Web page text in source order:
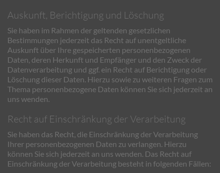
Auskunft, Berichtigung und Löschung
Sie haben im Rahmen der geltenden gesetzlichen
Bestimmungen jederzeit das Recht auf unentgeltliche
Auskunft über Ihre gespeicherten personenbezogenen
Daten, deren Herkunft und Empfänger und den Zweck der
Datenverarbeitung und ggf. ein Recht auf Berichtigung oder
Löschung dieser Daten. Hierzu sowie zu weiteren Fragen zum
Thema personenbezogene Daten können Sie sich jederzeit an
uns wenden.
Recht auf Einschränkung der Verarbeitung
Sie haben das Recht, die Einschränkung der Verarbeitung
Ihrer personenbezogenen Daten zu verlangen. Hierzu
können Sie sich jederzeit an uns wenden. Das Recht auf
Einschränkung der Verarbeitung besteht in folgenden Fällen: